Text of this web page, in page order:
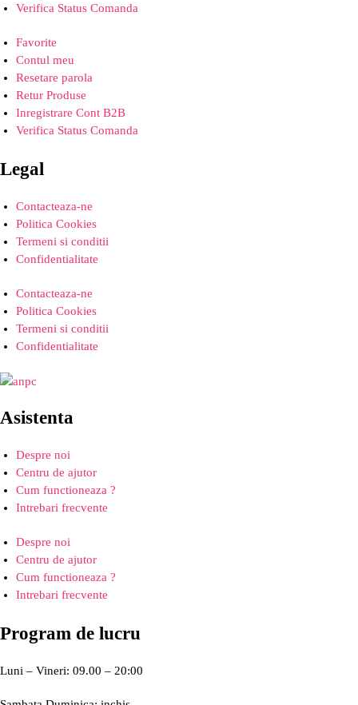
Verifica Status Comanda
Favorite
Contul meu
Resetare parola
Retur Produse
Inregistrare Cont B2B
Verifica Status Comanda
Legal
Contacteaza-ne
Politica Cookies
Termeni si conditii
Confidentialitate
Contacteaza-ne
Politica Cookies
Termeni si conditii
Confidentialitate
Asistenta
Despre noi
Centru de ajutor
Cum functioneaza ?
Intrebari frecvente
Despre noi
Centru de ajutor
Cum functioneaza ?
Intrebari frecvente
Program de lucru
Luni – Vineri: 09.00 – 20:00